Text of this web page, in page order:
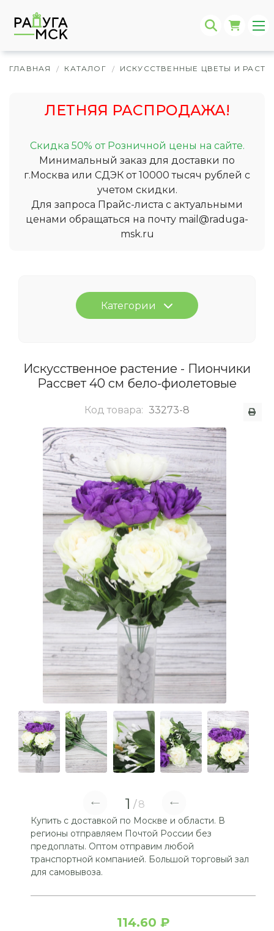
ГЛАВНАЯ / КАТАЛОГ / ИСКУССТВЕННЫЕ ЦВЕТЫ И
ЛЕТНЯЯ РАСПРОДАЖА!
Скидка 50% от Розничной цены на сайте.
Минимальный заказ для доставки по
г.Москва или СДЭК от 10000 тысяч рублей с
учетом скидки.
Для запроса Прайс-листа с актуальными
ценами обращаться на почту mail@raduga-
msk.ru
Категории
Искусственное растение - Пиончики
Рассвет 40 см бело-фиолетовые
Код товара: 33273-8
1 8
Купить с доставкой по Москве и области. В
регионы отправляем Почтой России без
предоплаты. Оптом отправим любой
транспортной компанией. Большой торговый зал
для самовывоза.
114.60 ₽